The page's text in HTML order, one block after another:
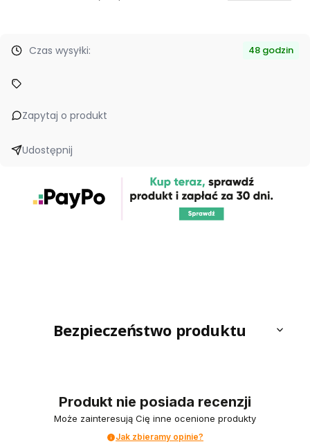
Czas wysyłki: 48 godzin
Zapytaj o produkt
Udostępnij
Bezpieczeństwo produktu
Produkt nie posiada recenzji
Może zainteresują Cię inne ocenione produkty
Jak zbieramy opinie?